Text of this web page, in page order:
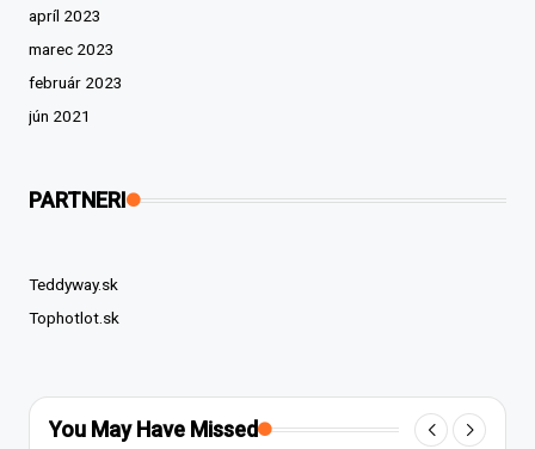
apríl 2023
marec 2023
február 2023
jún 2021
PARTNERI
Teddyway.sk
Tophotlot.sk
You May Have Missed